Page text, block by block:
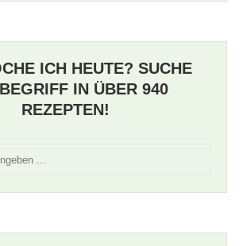
ICH HEUTE? SUCHE
IN ÜBER 940
REZEPTEN!